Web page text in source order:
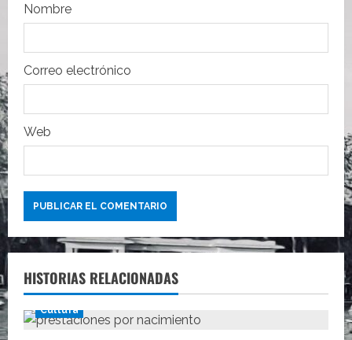
a
d
a
s
Nombre
Correo electrónico
Web
HISTORIAS RELACIONADAS
Cultura